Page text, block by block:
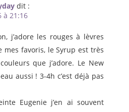
dit :
à 21:16
j’adore les rouges à lèvres
favoris, le Syrup est très
que j’adore. Le New
aussi ! 3-4h c’est déjà pas
Eugenie j’en ai souvent